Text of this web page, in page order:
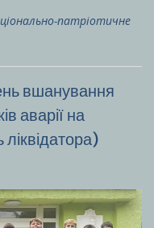
патріотичне
вшанування
аварії на